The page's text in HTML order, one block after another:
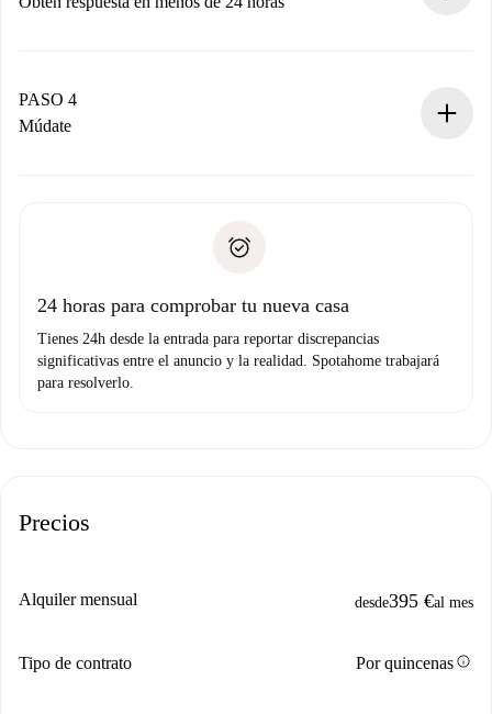
contacto con el propietario.
Si es rechazada: No te haremos ningún cargo y te
Prueba de solvencia
PASO 4
Múdate
no nos comunicas ningún problema.
24 horas para comprobar tu nueva casa
Tienes 24h desde la entrada para reportar discrepancias
significativas entre el anuncio y la realidad. Spotahome trabajará
para resolverlo.
Precios
Alquiler mensual desde395 €al mes
Tipo de contrato Por quincenasinfo